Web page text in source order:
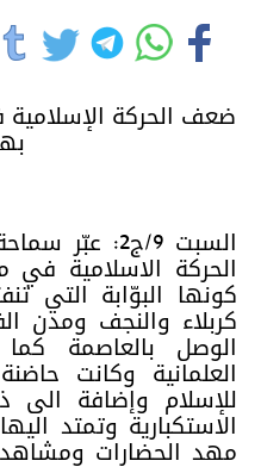
ضعف الحركة
السبت 9/ج2:
الحركة الاسلامية في
كونها البوّابة التي
كربلاء والنجف ومدن
الوصل بالعاصمة
العلمانية وكانت
للإسلام وإضافة
الاستكبارية وتمتد
مهد الحضارات ومشاهد